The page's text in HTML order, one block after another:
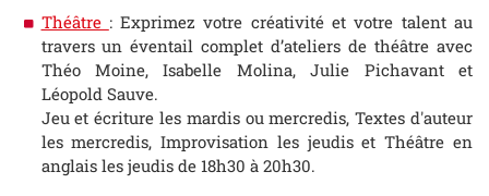
Théâtre : Exprimez votre créativité et votre talent au
travers un éventail complet d’ateliers de théâtre avec
Théo Moine, Isabelle Molina, Julie Pichavant et
Léopold Sauve.
Jeu et écriture les mardis ou mercredis, Textes d'auteur
les mercredis, Improvisation les jeudis et Théâtre en
anglais les jeudis de 18h30 à 20h30.